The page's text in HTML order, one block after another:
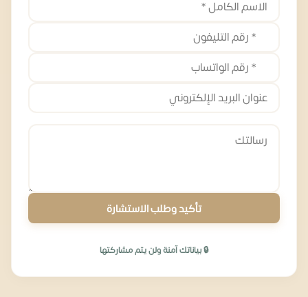
تأكيد وطلب الاستشارة
🔒 بياناتك آمنة ولن يتم مشاركتها